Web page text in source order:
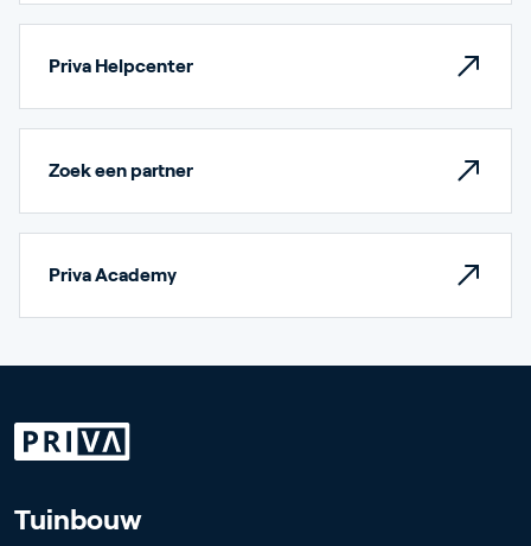
Priva Helpcenter
Zoek een partner
Priva Academy
Tuinbouw